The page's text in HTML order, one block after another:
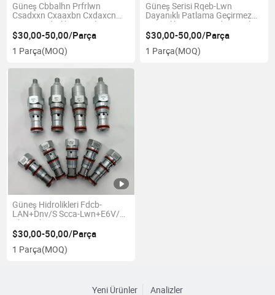
Güneş Cbbalhn Prfrlwn
Csadxxn Cxaaxbn Cxdaxcn
Kartuş Hidrolik Dengeleme
Vanası Pbfc-Abn Pvfb-LAN
Hidrolikler Kartuş Vanası
$30,00-50,00/Parça
1 Parça(MOQ)
Güneş Serisi Rqeb-Lwn
Dayanıklı Patlama Geçirmez
Güvenlik Vanası Endüstriyel
Kullanım İçin
$30,00-50,00/Parça
1 Parça(MOQ)
Güneş Hidrolikleri Fdcb-
LAN+Dnv/S Scca-Lwn+E6V/S
Cbca-Lhn+Ecv/S Güneş
Hidrolik Valfi
$30,00-50,00/Parça
1 Parça(MOQ)
Yeni Ürünler Analizler